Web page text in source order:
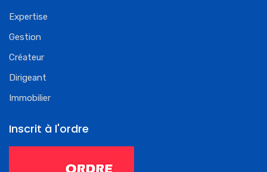
Expertise
Gestion
Créateur
Dirigeant
Immobilier
Inscrit à l'ordre